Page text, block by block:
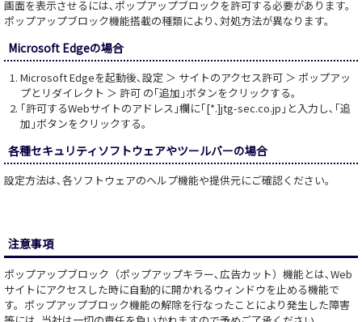
画面を表示させるには､ポップアップブロックを許可する必要があります。
ポップアップブロック機能搭載の種類により､対処方法が異なります。
Microsoft Edgeの場合
Microsoft Edgeを起動後､設定 ＞ サイトのアクセス許可 ＞ ポップアッ
プとリダイレクト ＞ 許可 の｢追加｣ボタンをクリックする。
｢許可するWebサイトのアドレス｣欄に｢[*.]jtg-sec.co.jp｣と入力し､｢追
加｣ボタンをクリックする。
各種セキュリティソフトウェアやツールバーの場合
設定方法は､各ソフトウェアのヘルプ機能や提供元にご確認ください。
注意事項
ポップアップブロック（ポップアップキラー､広告カット）機能とは､Web
サイトにアクセスした時に自動的に開かれるウィンドウを止める機能で
す。ポップアップブロック機能の解除を行なったことにより発生した障害